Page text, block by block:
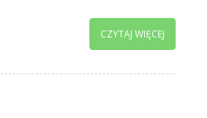
CZYTAJ WIĘCEJ